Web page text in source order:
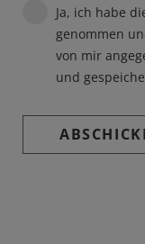
Ja, ich habe
genommen
von mir
und